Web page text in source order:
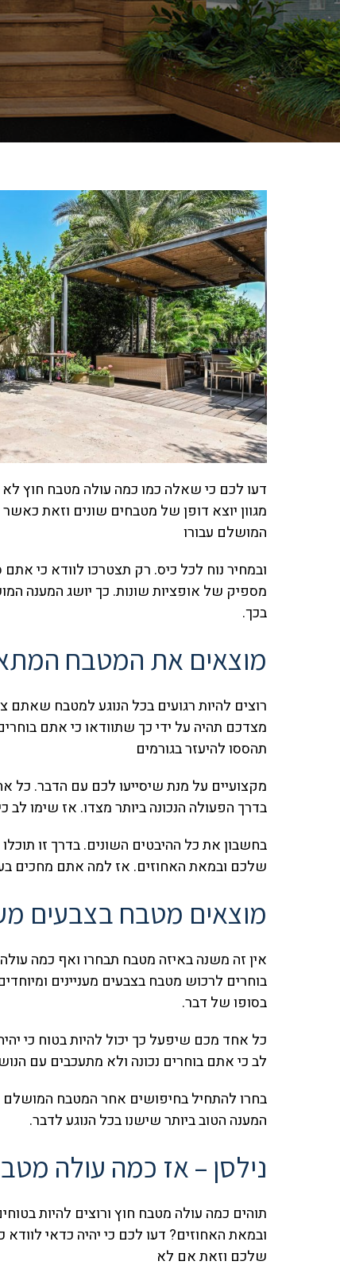
דעו לכם כי שאלה כמו כמה עולה מטבח חוץ לא
מגוון יוצא דופן של מטבחים שונים וזאת
המושלם עבורו
ובמחיר נוח לכל כיס. רק תצטרכו לוודא כי
מספיק של אופציות שונות. כך יושג המענה
בכך.
מוצאים את המטבח
רוצים להיות רגועים בכל הנוגע למטבח שאתם
מצדכם תהיה על ידי כך שתוודאו כי אתם
תהססו להיעזר בגורמים
מקצועיים על מנת שיסייעו לכם עם הדבר. כל
בדרך הפעולה הנכונה ביותר מצדו. אז שימו
בחשבון את כל ההיבטים השונים. בדרך זו
שלכם ובמאת האחוזים. אז למה אתם מחכים
מוצאים מטבח בצבעים
אין זה משנה באיזה מטבח תבחרו ואף כמה עולה
בוחרים לרכוש מטבח בצבעים מעניינים
בסופו של דבר.
כל אחד מכם שיפעל כך יכול להיות בטוח כי
לב כי אתם בוחרים נכונה ולא מתעכבים עם
בחרו להתחיל בחיפושים אחר המטבח
המענה הטוב ביותר שישנו בכל הנוגע לדבר.
נילסן – אז כמה עולה
תוהים כמה עולה מטבח חוץ ורוצים להיות
ובמאת האחוזים? דעו לכם כי יהיה כדאי
שלכם וזאת אם לא